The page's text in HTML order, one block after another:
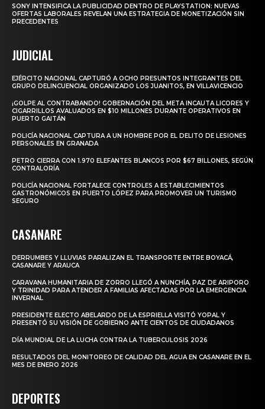
SONY INTENSIFICA LA PUBLICIDAD DENTRO DE PLAYSTATION: NUEVAS
OFERTAS LABORALES REVELAN UNA ESTRATEGIA DE MONETIZACIÓN SIN
PRECEDENTES
JUDICIAL
EJÉRCITO NACIONAL CAPTURÓ A OCHO PRESUNTOS INTEGRANTES DEL
GRUPO DELINCUENCIAL ORGANIZADO LOS JUANITOS, EN VILLAVICENCIO
¡GOLPE AL CONTRABANDO! GOBERNACIÓN DEL META INCAUTA LICORES Y
CIGARRILLOS AVALUADOS EN $10 MILLONES DURANTE OPERATIVOS EN
PUERTO GAITÁN
POLICÍA NACIONAL CAPTURA A UN HOMBRE POR EL DELITO DE LESIONES
PERSONALES EN GRANADA
PETRO CIERRA CON 1.970 ELEFANTES BLANCOS POR $67 BILLONES, SEGÚN
CONTRALORÍA
POLICÍA NACIONAL FORTALECE CONTROLES A ESTABLECIMIENTOS
GASTRONÓMICOS EN PUERTO LÓPEZ PARA PROMOVER UN TURISMO
SEGURO
CASANARE
DERRUMBES Y LLUVIAS PARALIZAN EL TRANSPORTE ENTRE BOYACÁ,
CASANARE Y ARAUCA
CARAVANA HUMANITARIA DE ZORRO LLEGÓ A NUNCHÍA, PAZ DE ARIPORO
Y TRINIDAD PARA ATENDER A FAMILIAS AFECTADAS POR LA EMERGENCIA
INVERNAL
PRESIDENTE ELECTO ABELARDO DE LA ESPRIELLA VISITÓ YOPAL Y
PRESENTÓ SU VISIÓN DE GOBIERNO ANTE CIENTOS DE CIUDADANOS
DÍA MUNDIAL DE LA LUCHA CONTRA LA TUBERCULOSIS 2026
RESULTADOS DEL MONITOREO DE CALIDAD DEL AGUA EN CASANARE EN EL
MES DE ENERO 2026
DEPORTES